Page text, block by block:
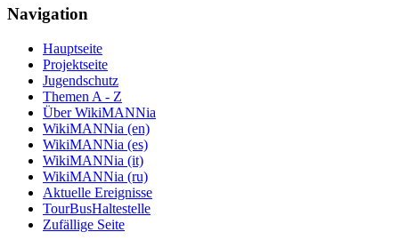
Navigation
Hauptseite
Projektseite
Jugendschutz
Themen A - Z
Über WikiMANNia
WikiMANNia (en)
WikiMANNia (es)
WikiMANNia (it)
WikiMANNia (ru)
Aktuelle Ereignisse
TourBusHaltestelle
Zufällige Seite